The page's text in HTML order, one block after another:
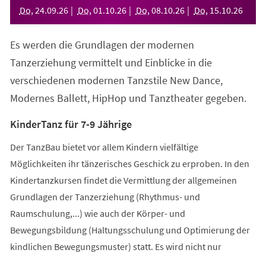
Do, 24.09.26 Do, 01 .10.26 Do, 08.10.26 Do, 15.10.26
Es werden die Grundlagen der modernen
Tanzerziehung vermittelt und Einblicke in die
verschiedenen modernen Tanzstile New Dance,
Modernes Ballett, HipHop und Tanztheater gegeben.
KinderTanz für 7-9 Jährige
Der TanzBau bietet vor allem Kindern vielfältige
Möglichkeiten ihr tänzerisches Geschick zu erproben. In den
Kindertanzkursen findet die Vermittlung der allgemeinen
Grundlagen der Tanzerziehung (Rhythmus- und
Raumschulung,...) wie auch der Körper- und
Bewegungsbildung (Haltungsschulung und Optimierung der
kindlichen Bewegungsmuster) statt. Es wird nicht nur